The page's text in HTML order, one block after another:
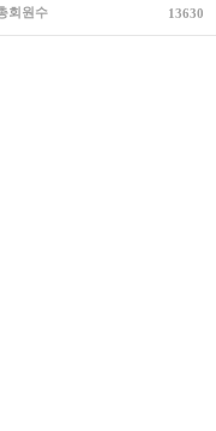
회원수
13630